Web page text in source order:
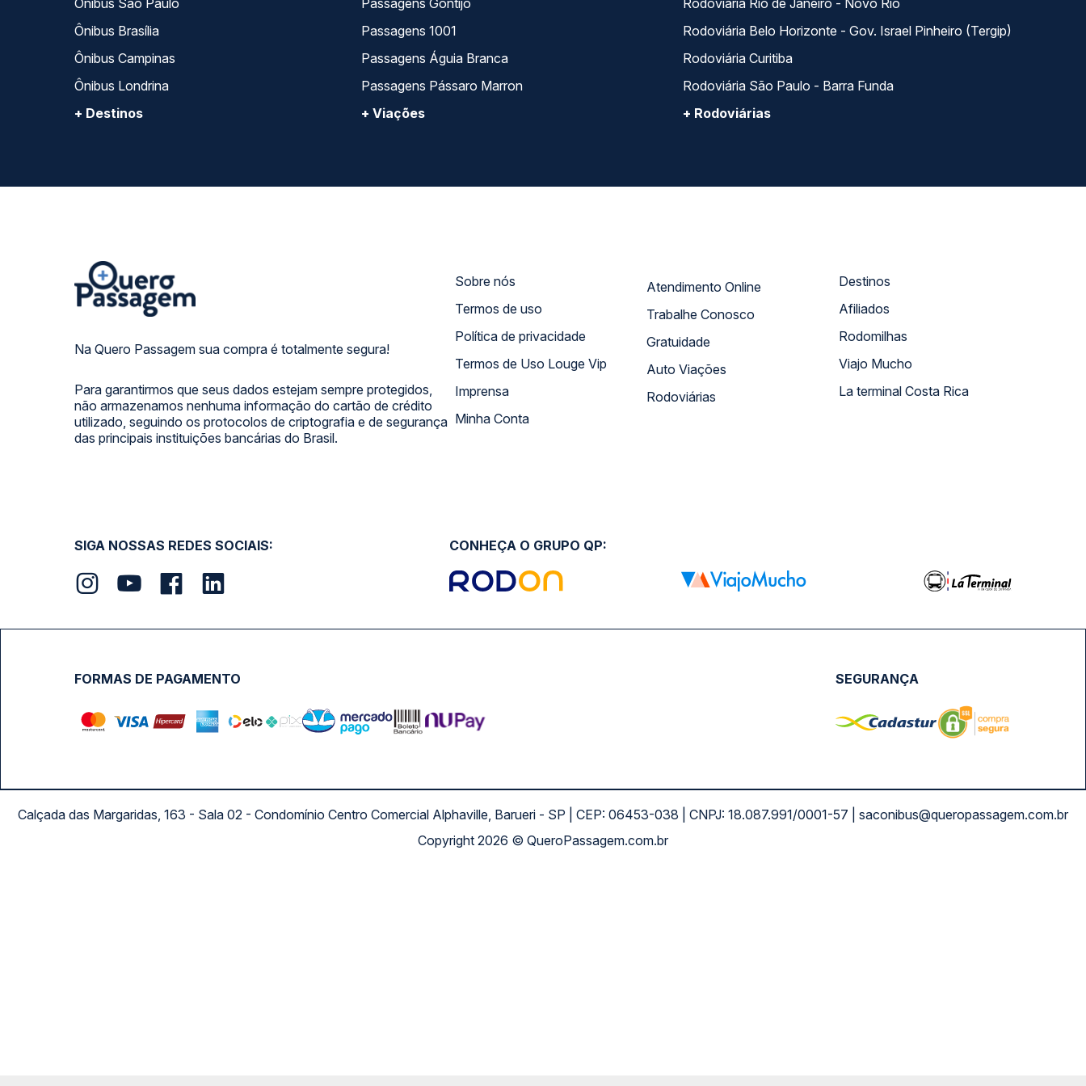
Ônibus São Paulo
Ônibus Brasília
Ônibus Campinas
Ônibus Londrina
+ Destinos
Passagens Gontijo
Passagens 1001
Passagens Águia Branca
Passagens Pássaro Marron
+ Viações
Rodoviária Rio de Janeiro - Novo Rio
Rodoviária Belo Horizonte - Gov. Israel Pinheiro (Tergip)
Rodoviária Curitiba
Rodoviária São Paulo - Barra Funda
+ Rodoviárias
Na Quero Passagem sua compra é totalmente segura!
Para garantirmos que seus dados estejam sempre protegidos,
não armazenamos nenhuma informação do cartão de crédito
utilizado, seguindo os protocolos de criptografia e de segurança
das principais instituições bancárias do Brasil.
Sobre nós
Termos de uso
Política de privacidade
Termos de Uso Louge Vip
Imprensa
Minha Conta
Atendimento Online
Trabalhe Conosco
Gratuidade
Auto Viações
Rodoviárias
Destinos
Afiliados
Rodomilhas
Viajo Mucho
La terminal Costa Rica
SIGA NOSSAS REDES SOCIAIS: CONHEÇA O GRUPO QP:
FORMAS DE PAGAMENTO SEGURANÇA
Calçada das Margaridas, 163 - Sala 02 - Condomínio Centro Comercial Alphaville, Barueri - SP | CEP: 06453-038 | CNPJ: 18.087.991/0001-57 | saconibus@queropassagem.com.br
Copyright 2026 © QueroPassagem.com.br